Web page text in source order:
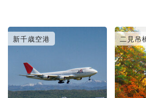
新千歳空港 二見吊